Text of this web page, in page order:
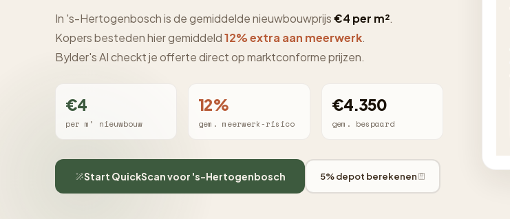
In 's-Hertogenbosch is de gemiddelde nieuwbouwprijs€4 per m².
Kopers besteden hier gemiddeld12% extra aan meerwerk.
Bylder's AI checkt je offerte direct op marktconforme prijzen.
€4
per m² nieuwbouw
12%
gem. meerwerk-risico
€4.350
gem. bespaard
Start QuickScan voor 's-Hertogenbosch 5% depot berekenen